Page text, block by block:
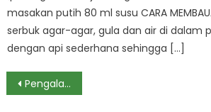
masakan putih 80 ml susu CARA
serbuk agar-agar, gula dan air di dalam
dengan api sederhana sehingga […]
Post
Pengalaman Saya Bersalin di Andorra Women & Children Hospital Seri Kembangan